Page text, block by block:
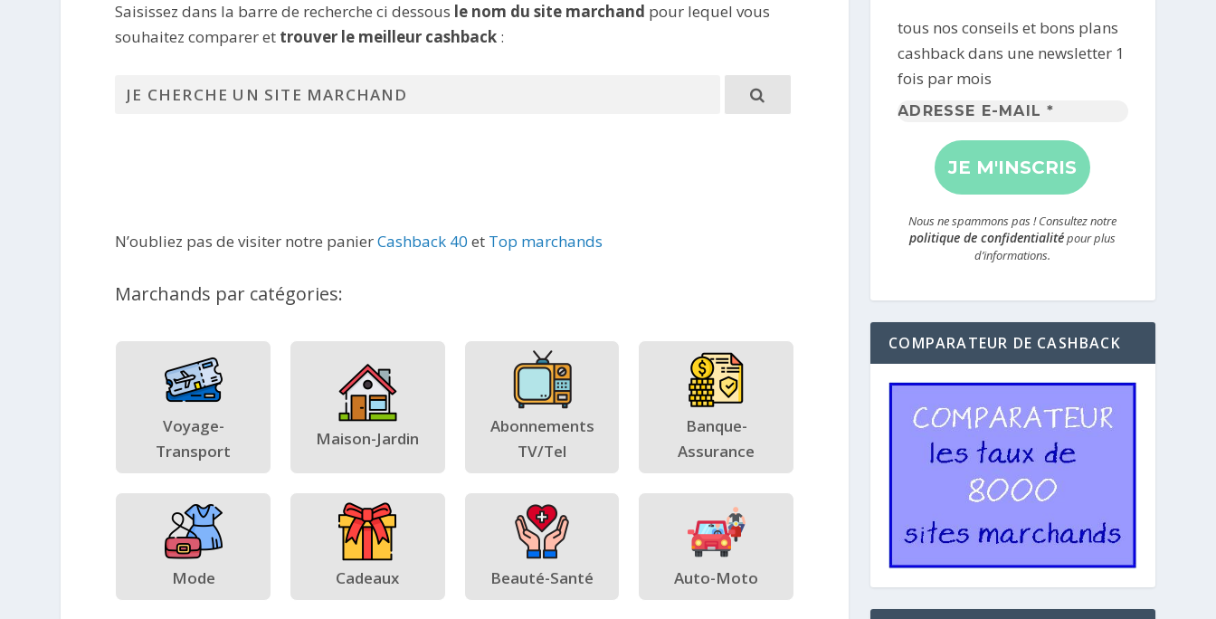
Saisissez dans la barre de recherche ci dessous le nom du site marchand pour lequel vous
souhaitez comparer et trouver le meilleur cashback :
N’oubliez pas de visiter notre panierCashback 40 et Top marchands
Marchands par catégories:
Voyage-
Transport
Maison-Jardin
Abonnements
TV/Tel
Banque-
Assurance
Mode Cadeaux Beauté-Santé Auto-Moto
tous nos conseils et bons plans
cashback dans une newsletter 1
fois par mois
Adresse
mail
*
Nous ne spammons pas ! Consultez notre
politique de confidentialitépour plus
d’informations.
COMPARATEUR DE CASHBACK